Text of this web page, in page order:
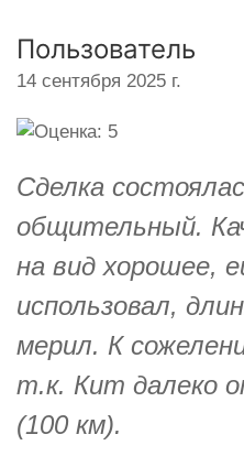
Пользователь
14 сентября 2025 г.
Сделка
общительный.
на вид хорошее,
использовал,
мерил. К
т.к. Кит далеко
(100 км).